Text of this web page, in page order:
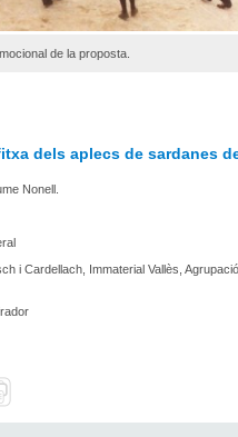
de la proposta.
dels aplecs de sardanes
Nonell.
i Cardellach, Immaterial Vallès,